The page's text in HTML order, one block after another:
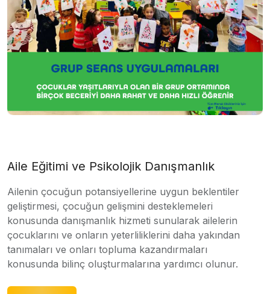
Aile Eğitimi ve Psikolojik Danışmanlık
Ailenin çocuğun potansiyellerine uygun beklentiler
geliştirmesi, çocuğun gelişmini desteklemeleri
konusunda danışmanlık hizmeti sunularak ailelerin
çocuklarını ve onların yeterliliklerini daha yakından
tanımaları ve onları topluma kazandırmaları
konusunda bilinç oluşturmalarına yardımcı olunur.